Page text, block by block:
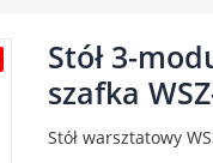
Stół 3-
szafka
Stół warsztatowy